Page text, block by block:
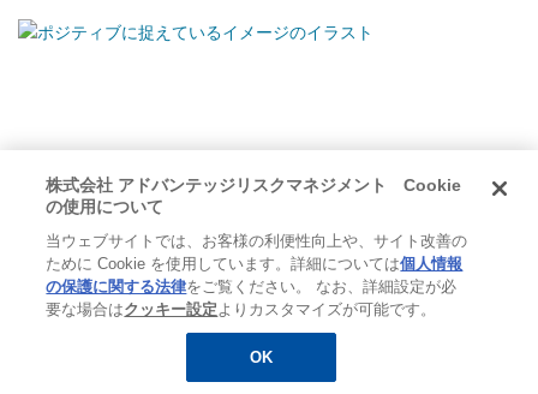
2022.09.01
メンタルコーチングとは？メンタルトレーニング
株式会社 アドバンテッジリスクマネジメント Cookie
の使用について
当ウェブサイトでは、お客様の利便性向上や、サイト改善の
ために Cookie を使用しています。詳細については個人情報
の保護に関する法律をご覧ください。 なお、詳細設定が必
要な場合はクッキー設定よりカスタマイズが可能です。
OK